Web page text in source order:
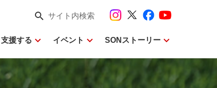
search サイト内検索
援する expand_more イベント expand_more SONストーリー expand_more